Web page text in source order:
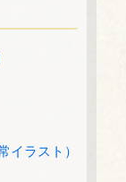
イラスト）